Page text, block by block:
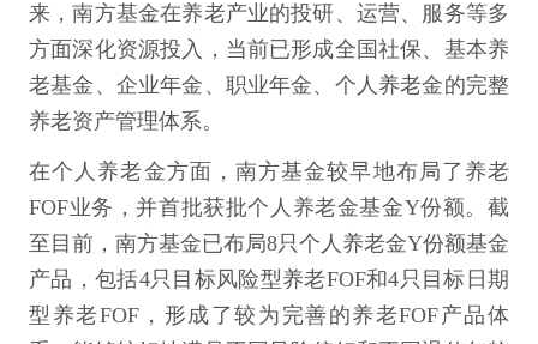
来，南方基金在养老产业的投研、运营、服务等多
方面深化资源投入，当前已形成全国社保、基本养
老基金、企业年金、职业年金、个人养老金的完整
养老资产管理体系。
在个人养老金方面，南方基金较早地布局了养老
FOF业务，并首批获批个人养老金基金Y份额。截
至目前，南方基金已布局8只个人养老金Y份额基金
产品，包括4只目标风险型养老FOF和4只目标日期
型养老FOF，形成了较为完善的养老FOF产品体